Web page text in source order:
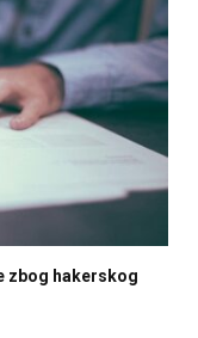
zbog hakerskog